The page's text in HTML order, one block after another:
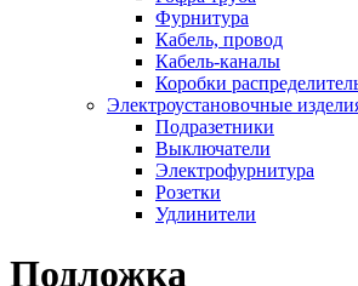
Фурнитура
Кабель, провод
Кабель-каналы
Коробки
Электроустановочные
Подразетники
Выключатели
Электрофурнитура
Розетки
Удлинители
Подложка